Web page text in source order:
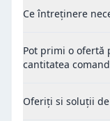
Ce întreținere
Pot primi o ofertă
cantitatea
Oferiți si soluții